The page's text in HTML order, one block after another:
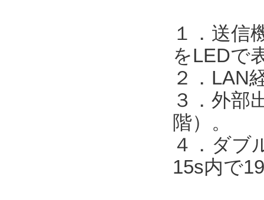
１．送信
をLEDで
２．LAN
３．外部
階）。
４．ダブ
15s内で